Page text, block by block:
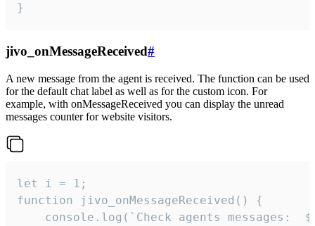
}
jivo_onMessageReceived#
A new message from the agent is received. The function can be used
for the default chat label as well as for the custom icon. For
example, with onMessageReceived you can display the unread
messages counter for website visitors.
let i = 1;
function jivo_onMessageReceived() {